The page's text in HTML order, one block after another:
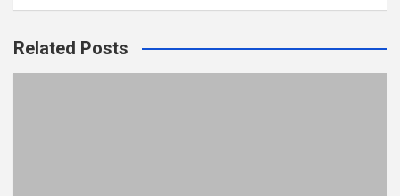
Related Posts